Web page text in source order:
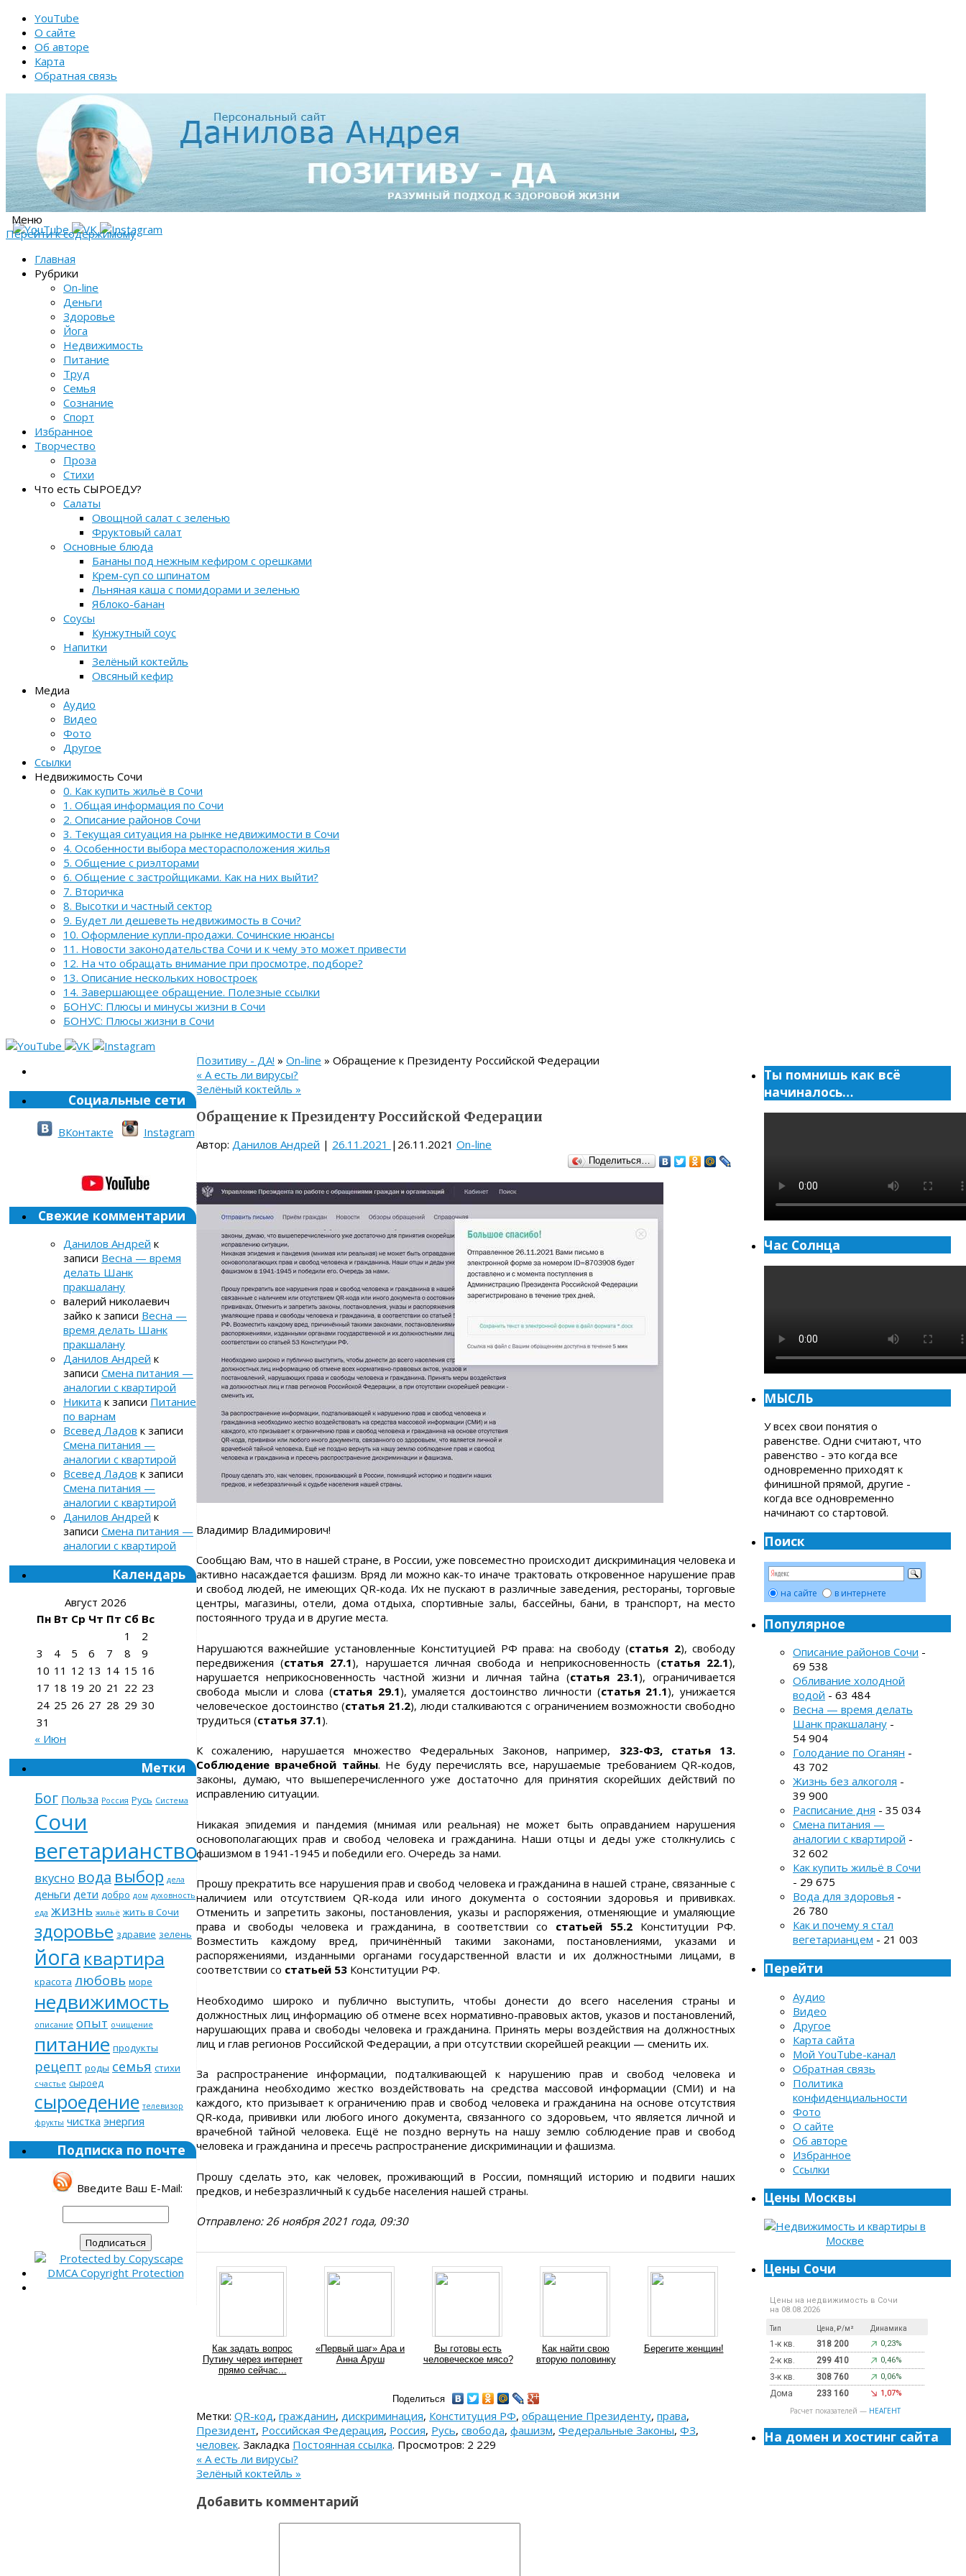
YouTube
О сайте
Об авторе
Карта
Обратная связь
Меню
Перейти к содержимому
Главная
Рубрики
On-line
Деньги
Здоровье
Йога
Недвижимость
Питание
Труд
Семья
Сознание
Спорт
Избранное
Творчество
Проза
Стихи
Что есть СЫРОЕДУ?
Салаты
Овощной салат с зеленью
Фруктовый салат
Основные блюда
Бананы под нежным кефиром с орешками
Крем-суп со шпинатом
Льняная каша с помидорами и зеленью
Яблоко-банан
Соусы
Кунжутный соус
Напитки
Зелёный коктейль
Овсяный кефир
Медиа
Аудио
Видео
Фото
Другое
Ссылки
Недвижимость Сочи
0. Как купить жильё в Сочи
1. Общая информация по Сочи
2. Описание районов Сочи
3. Текущая ситуация на рынке недвижимости в Сочи
4. Особенности выбора месторасположения жилья
5. Общение с риэлторами
6. Общение с застройщиками. Как на них выйти?
7. Вторичка
8. Высотки и частный сектор
9. Будет ли дешеветь недвижимость в Сочи?
10. Оформление купли-продажи. Сочинские нюансы
11. Новости законодательства Сочи и к чему это может привести
12. На что обращать внимание при просмотре, подборе?
13. Описание нескольких новостроек
14. Завершающее обращение. Полезные ссылки
БОНУС: Плюсы и минусы жизни в Сочи
БОНУС: Плюсы жизни в Сочи
Позитиву - ДА! » On-line » Обращение к Президенту Российской Федерации
« А есть ли вирусы?
Зелёный коктейль »
Обращение к Президенту Российской Федерации
Автор: Данилов Андрей | 26.11.2021 | 26.11.2021 On-line
Поделиться…
Владимир Владимирович!
Сообщаю Вам, что в нашей стране, в России, уже повсеместно происходит дискриминация человека и
активно насаждается фашизм. Вряд ли можно как-то иначе трактовать откровенное нарушение прав
и свобод людей, не имеющих QR-кода. Их не пускают в различные заведения, рестораны, торговые
центры, магазины, отели, дома отдыха, спортивные залы, бассейны, бани, в транспорт, на место
постоянного труда и в другие места.
Нарушаются важнейшие установленные Конституцией РФ права: на свободу (статья 2), свободу
передвижения (статья 27.1), нарушается личная свобода и неприкосновенность (статья 22.1),
нарушается неприкосновенность частной жизни и личная тайна (статья 23.1), ограничивается
свобода мысли и слова (статья 29.1), умаляется достоинство личности (статья 21.1), унижается
человеческое достоинство (статья 21.2), люди сталкиваются с ограничением возможности свободно
трудиться (статья 37.1).
К сожалению, нарушается множество Федеральных Законов, например, 323-ФЗ, статья 13.
Соблюдение врачебной тайны. Не буду перечислять все, нарушаемые требованием QR-кодов,
законы, думаю, что вышеперечисленного уже достаточно для принятия скорейших действий по
исправлению ситуации.
Никакая эпидемия и пандемия (мнимая или реальная) не может быть оправданием нарушения
основополагающих прав и свобод человека и гражданина. Наши отцы и деды уже столкнулись с
фашизмом в 1941-1945 и победили его. Очередь за нами.
Прошу прекратить все нарушения прав и свобод человека и гражданина в нашей стране, связанные с
наличием или отсутствием QR-кода или иного документа о состоянии здоровья и прививках.
Отменить и запретить законы, постановления, указы и распоряжения, отменяющие и умаляющие
права и свободы человека и гражданина, в соответствии со статьей 55.2 Конституции РФ.
Возместить каждому вред, причинённый такими законами, постановлениями, указами и
распоряжениями, изданными органами государственной власти и их должностными лицами, в
соответствии со статьей 53 Конституции РФ.
Необходимо широко и публично выступить, чтобы донести до всего населения страны и
должностных лиц информацию об отмене всех нормативно-правовых актов, указов и постановлений,
нарушающих права и свободы человека и гражданина. Принять меры воздействия на должностных
лиц и глав регионов Российской Федерации, а при отсутствии скорейшей реакции — сменить их.
За распространение информации, подталкивающей к нарушению прав и свобод человека и
гражданина необходимо жестко воздействовать на средства массовой информации (СМИ) и на
каждого, кто призывает к ограничению прав и свобод человека и гражданина на основе отсутствия
QR-кода, прививки или любого иного документа, связанного со здоровьем, что является личной и
врачебной тайной человека. Ещё не поздно вернуть на нашу землю соблюдение прав и свобод
человека и гражданина и пресечь распространение дискриминации и фашизма.
Прошу сделать это, как человек, проживающий в России, помнящий историю и подвиги наших
предков, и небезразличный к судьбе населения нашей страны.
Отправлено: 26 ноября 2021 года, 09:30
Как задать вопрос
Путину через интернет
прямо сейчас...
«Первый шаг» Ара и
Анна Аруш
Вы готовы есть
человеческое мясо?
Как найти свою
вторую половинку
Берегите женщин!
Поделиться
Метки: QR-код, гражданин, дискриминация, Конституция РФ, обращение Президенту, права,
Президент, Российская Федерация, Россия, Русь, свобода, фашизм, Федеральные Законы, ФЗ,
человек. Закладка Постоянная ссылка. Просмотров: 2 229
« А есть ли вирусы?
Зелёный коктейль »
Добавить комментарий
Социальные сети
ВКонтакте Instagram
Свежие комментарии
Данилов Андрей к
записи Весна — время
делать Шанк
пракшалану
валерий николаевич
зайко к записи Весна —
время делать Шанк
пракшалану
Данилов Андрей к
записи Смена питания —
аналогии с квартирой
Никита к записи Питание
по варнам
Всевед Ладов к записи
Смена питания —
аналогии с квартирой
Всевед Ладов к записи
Смена питания —
аналогии с квартирой
Данилов Андрей к
записи Смена питания —
аналогии с квартирой
Календарь
Август 2026
Пн Вт Ср Чт Пт Сб Вс
1
2
3
4 5 6 7 8
9
10 11 12 13 14 15 16
17 18 19 20 21 22 23
24 25 26 27 28 29 30
31
« Июн
Метки
Бог Польза Россия Русь Система
Сочи
вегетарианство
вкусно вода выбор дела
деньги дети добро дом духовность
еда жизнь жильё жить в Сочи
здоровье здравие зелень
йога квартира
красота любовь море
недвижимость
описание опыт очищение
питание продукты
рецепт роды семья стихи
счастье сыроед
сыроедение телевизор
фрукты чистка энергия
Подписка по почте
Введите Ваш E-Mail:
Ты помнишь как всё
начиналось…
Час Солнца
МЫСЛЬ
У всех свои понятия о
равенстве. Одни считают, что
равенство - это когда все
одновременно приходят к
финишной прямой, другие -
когда все одновременно
начинают со стартовой.
Поиск
на сайте в интернете
Популярное
Описание районов Сочи -
69 538
Обливание холодной
водой - 63 484
Весна — время делать
Шанк пракшалану -
54 904
Голодание по Оганян -
43 702
Жизнь без алкоголя -
39 900
Расписание дня - 35 034
Смена питания —
аналогии с квартирой -
32 602
Как купить жильё в Сочи
- 29 675
Вода для здоровья -
26 780
Как и почему я стал
вегетарианцем - 21 003
Перейти
Аудио
Видео
Другое
Карта сайта
Мой YouTube-канал
Обратная связь
Политика
конфиденциальности
Фото
О сайте
Об авторе
Избранное
Ссылки
Цены Москвы
Цены Сочи
Цены на недвижимость в Сочи
на 08.08.2026
Тип Цена, ₽/м² Динамика
1-к кв. 318 200 0,23%
2-к кв. 299 410 0,46%
3-к кв. 308 760 0,06%
Дома 233 160 1,07%
Расчет показателей — НЕАГЕНТ
На домен и хостинг сайта